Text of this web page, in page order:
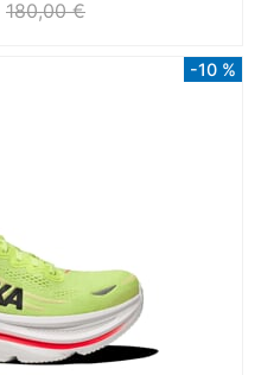
180,00 €
-10 %